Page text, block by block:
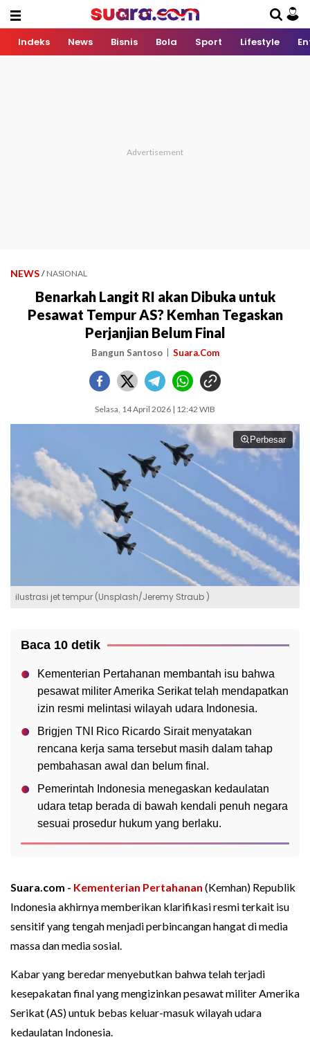
Indeks News Bisnis Bola Sport Lifestyle
NEWS / NASIONAL
Benarkah Langit RI akan Dibuka untuk
Pesawat Tempur AS? Kemhan Tegaskan
Perjanjian Belum Final
Bangun Santoso Suara.Com
Selasa, 14 April 2026 | 12:42 WIB
Perbesar
ilustrasi jet tempur (Unsplash/Jeremy Straub )
Baca 10 detik
Kementerian Pertahanan membantah isu bahwa
pesawat militer Amerika Serikat telah mendapatkan
izin resmi melintasi wilayah udara Indonesia.
Brigjen TNI Rico Ricardo Sirait menyatakan
rencana kerja sama tersebut masih dalam tahap
pembahasan awal dan belum final.
Pemerintah Indonesia menegaskan kedaulatan
udara tetap berada di bawah kendali penuh negara
sesuai prosedur hukum yang berlaku.
Suara.com - Kementerian Pertahanan (Kemhan) Republik
Indonesia akhirnya memberikan klarifikasi resmi terkait isu
sensitif yang tengah menjadi perbincangan hangat di media
massa dan media sosial.
Kabar yang beredar menyebutkan bahwa telah terjadi
kesepakatan final yang mengizinkan pesawat militer Amerika
Serikat (AS) untuk bebas keluar-masuk wilayah udara
kedaulatan Indonesia.